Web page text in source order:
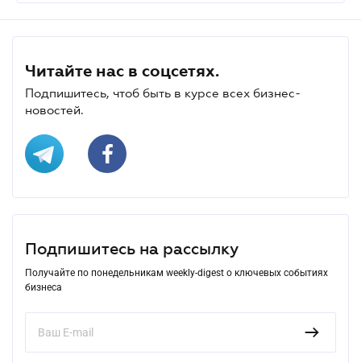
Читайте нас в соцсетях.
Подпишитесь, чтоб быть в курсе всех бизнес-
новостей.
Подпишитесь на рассылку
Получайте по понедельникам weekly-digest о ключевых событиях
бизнеса